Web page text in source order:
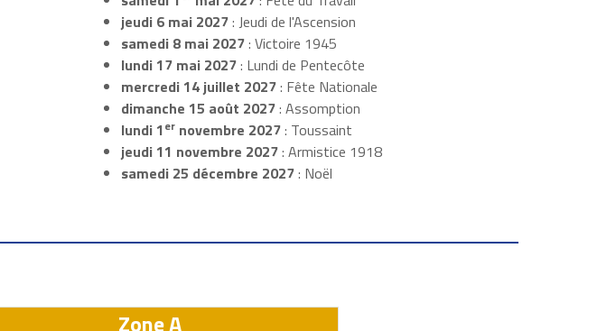
jeudi 6 mai 2027: Jeudi de l'Ascension
samedi 8 mai 2027: Victoire 1945
lundi 17 mai 2027: Lundi de Pentecôte
mercredi 14 juillet 2027: Fête Nationale
dimanche 15 août 2027: Assomption
lundi 1ernovembre 2027: Toussaint
jeudi 11 novembre 2027: Armistice 1918
samedi 25 décembre 2027: Noël
Zone A